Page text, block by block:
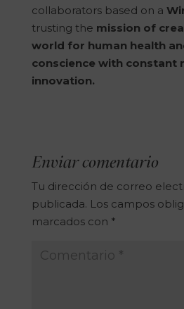
collaborators based on a
trusting the mission of
world for human health
conscience with constant
innovation.
Enviar comentario
Tu dirección de correo
publicada. Los campos
marcados con *